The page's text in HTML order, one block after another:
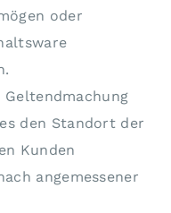
oder
den Standort der
Kunden
angemessener